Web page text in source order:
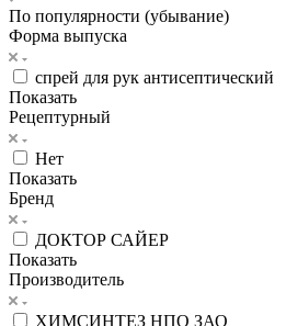
По популярности (убывание)
Форма выпуска
спрей для рук антисептический
Показать
Рецептурный
Нет
Показать
Бренд
ДОКТОР САЙЕР
Показать
Производитель
ХИМСИНТЕЗ НПО ЗАО